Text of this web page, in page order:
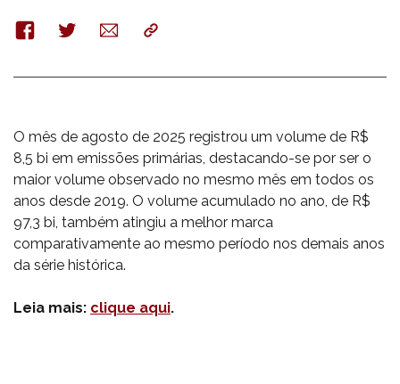
FacebookTwitterE-
mail
Copy
O mês de agosto de 2025 registrou um volume de R$
8,5 bi em emissões primárias, destacando-se por ser o
maior volume observado no mesmo mês em todos os
anos desde 2019. O volume acumulado no ano, de R$
97,3 bi, também atingiu a melhor marca
comparativamente ao mesmo período nos demais anos
da série histórica.
Leia mais: clique aqui.